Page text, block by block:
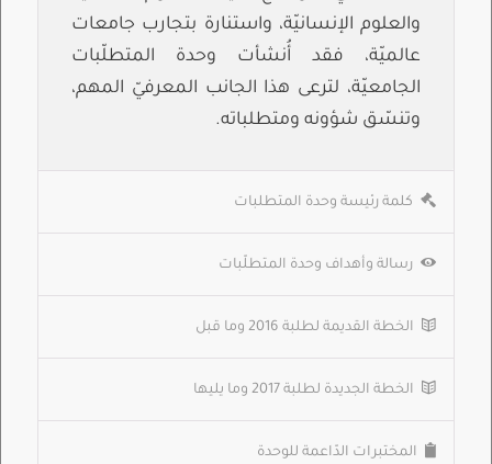
والعلوم الإنسانيّة، واستنارة بتجارب جامعات
عالميّة، فقد أُنشأت وحدة المتطلّبات
الجامعيّة، لترعى هذا الجانب المعرفيّ المهم،
وتنسّق شؤونه ومتطلباته.
كلمة رئيسة وحدة المتطلبات
رسالة وأهداف وحدة المتطلّبات
الخطة القديمة لطلبة 2016 وما قبل
الخطة الجديدة لطلبة 2017 وما يليها
المختبرات الدّاعمة للوحدة